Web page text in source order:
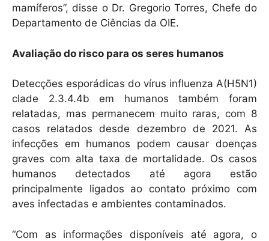
mamíferos”, disse o Dr. Gregorio Torres, Chefe do
Departamento de Ciências da OIE.
Avaliação do risco para os seres humanos
Detecções esporádicas do vírus influenza A(H5N1)
clade 2.3.4.4b em humanos também foram
relatadas, mas permanecem muito raras, com 8
casos relatados desde dezembro de 2021. As
infecções em humanos podem causar doenças
graves com alta taxa de mortalidade. Os casos
humanos detectados até agora estão
principalmente ligados ao contato próximo com
aves infectadas e ambientes contaminados.
“Com as informações disponíveis até agora, o